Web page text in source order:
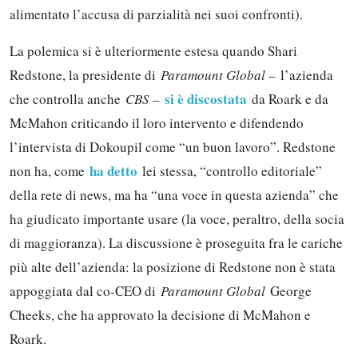
alimentato l’accusa di parzialità nei suoi confronti).
La polemica si è ulteriormente estesa quando Shari
Redstone, la presidente di Paramount Global – l’azienda
che controlla anche CBS – si è discostata da Roark e da
McMahon criticando il loro intervento e difendendo
l’intervista di Dokoupil come “un buon lavoro”. Redstone
non ha, come ha detto lei stessa, “controllo editoriale”
della rete di news, ma ha “una voce in questa azienda” che
ha giudicato importante usare (la voce, peraltro, della socia
di maggioranza). La discussione è proseguita fra le cariche
più alte dell’azienda: la posizione di Redstone non è stata
appoggiata dal co-CEO di Paramount Global George
Cheeks, che ha approvato la decisione di McMahon e
Roark.